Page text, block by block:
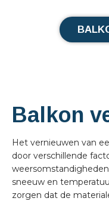
Balkon
Het vernieuwen van
door verschillende
sneeuw en
zorgen dat de